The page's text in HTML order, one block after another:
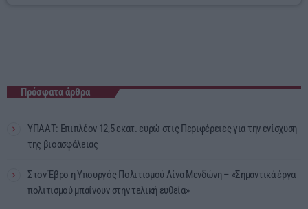
Πρόσφατα άρθρα
ΥΠΑΑΤ: Επιπλέον 12,5 εκατ. ευρώ στις Περιφέρειες για την ενίσχυση
της βιοασφάλειας
Στον Έβρο η Υπουργός Πολιτισμού Λίνα Μενδώνη – «Σημαντικά έργα
πολιτισμού μπαίνουν στην τελική ευθεία»